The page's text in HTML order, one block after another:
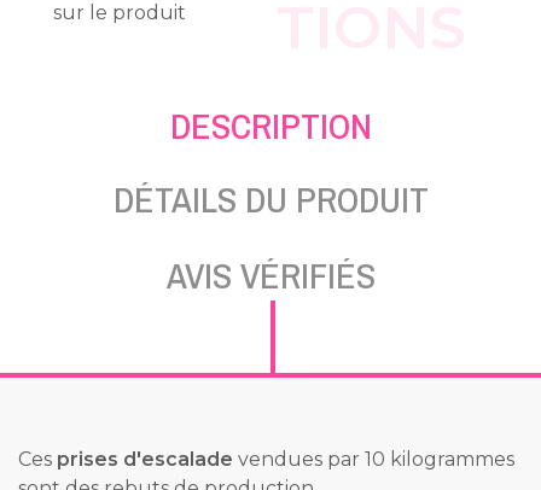
sur le produit
DESCRIPTION
DÉTAILS DU PRODUIT
AVIS VÉRIFIÉS
Ces prises d'escalade vendues par 10 kilogrammes